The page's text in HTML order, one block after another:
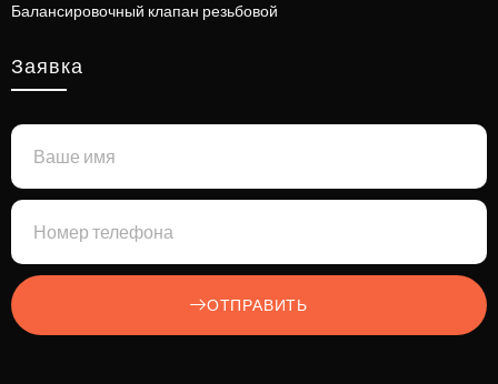
Балансировочный клапан резьбовой
Заявка
ОТПРАВИТЬ